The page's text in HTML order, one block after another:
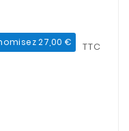
27,00 € TTC